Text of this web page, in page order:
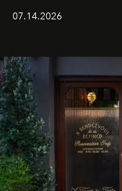
tematik gastronomi
Paylaşıma, lezzete
akşamlar, YAZ’ın
geceye taşıyarak her
07.14.2026